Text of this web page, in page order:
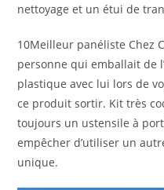
nettoyage et un étui de
10Meilleur panéliste Chez
personne qui emballait de
plastique avec lui lors de
ce produit sortir. Kit très
toujours un ustensile à
empêcher d’utiliser un
unique.